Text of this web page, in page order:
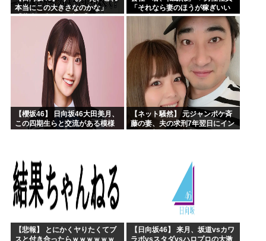
本当にこの大きさなのかな」
【藤嶌果歩 1st写真集】
「それなら妻のほうが稼ぎいい
んで辞めます」⇒ 結果・・・
【櫻坂46】 日向坂46大田美月、
この四期生らと交流がある模様
【ネット騒然】 元ジャンポケ斉
藤の妻、夫の求刑7年翌日にイン
【悲報】 とにかくヤりたくてブ
スと付き合ったらｗｗｗｗｗｗ
【日向坂46】 来月、坂道vsカワ
ラボvsスタダvsハロプロの大激